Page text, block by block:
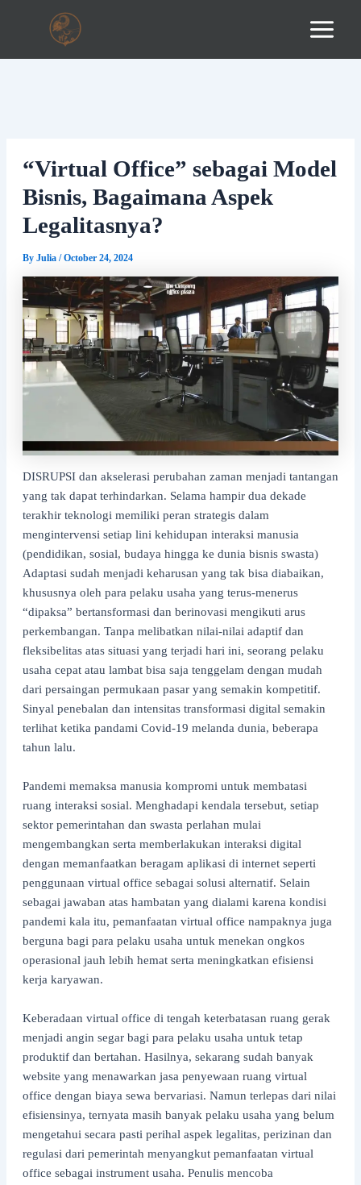
“Virtual Office” sebagai Model
Bisnis, Bagaimana Aspek
Legalitasnya?
By Julia /October 24, 2024
DISRUPSI dan akselerasi perubahan zaman menjadi tantangan
yang tak dapat terhindarkan. Selama hampir dua dekade
terakhir teknologi memiliki peran strategis dalam
mengintervensi setiap lini kehidupan interaksi manusia
(pendidikan, sosial, budaya hingga ke dunia bisnis swasta)
Adaptasi sudah menjadi keharusan yang tak bisa diabaikan,
khususnya oleh para pelaku usaha yang terus-menerus
“dipaksa” bertansformasi dan berinovasi mengikuti arus
perkembangan. Tanpa melibatkan nilai-nilai adaptif dan
fleksibelitas atas situasi yang terjadi hari ini, seorang pelaku
usaha cepat atau lambat bisa saja tenggelam dengan mudah
dari persaingan permukaan pasar yang semakin kompetitif.
Sinyal penebalan dan intensitas transformasi digital semakin
terlihat ketika pandami Covid-19 melanda dunia, beberapa
tahun lalu.
Pandemi memaksa manusia kompromi untuk membatasi
ruang interaksi sosial. Menghadapi kendala tersebut, setiap
sektor pemerintahan dan swasta perlahan mulai
mengembangkan serta memberlakukan interaksi digital
dengan memanfaatkan beragam aplikasi di internet seperti
penggunaan virtual office sebagai solusi alternatif. Selain
sebagai jawaban atas hambatan yang dialami karena kondisi
pandemi kala itu, pemanfaatan virtual office nampaknya juga
berguna bagi para pelaku usaha untuk menekan ongkos
operasional jauh lebih hemat serta meningkatkan efisiensi
kerja karyawan.
Keberadaan virtual office di tengah keterbatasan ruang gerak
menjadi angin segar bagi para pelaku usaha untuk tetap
produktif dan bertahan. Hasilnya, sekarang sudah banyak
website yang menawarkan jasa penyewaan ruang virtual
office dengan biaya sewa bervariasi. Namun terlepas dari nilai
efisiensinya, ternyata masih banyak pelaku usaha yang belum
mengetahui secara pasti perihal aspek legalitas, perizinan dan
regulasi dari pemerintah menyangkut pemanfaatan virtual
office sebagai instrument usaha. Penulis mencoba